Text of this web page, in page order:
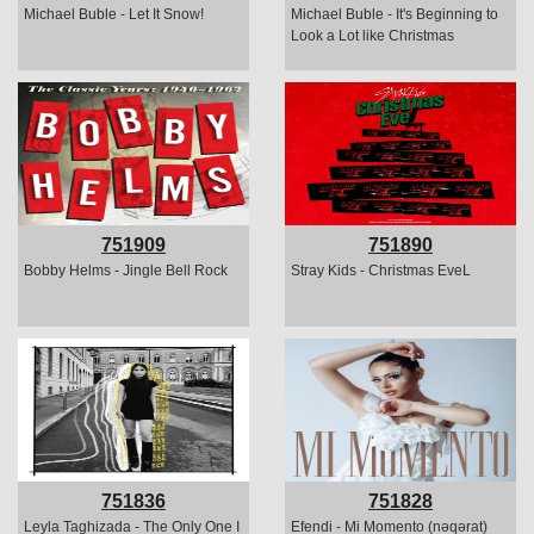
Michael Buble - Let It Snow!
Michael Buble - It's Beginning to
Look a Lot like Christmas
751909
Bobby Helms - Jingle Bell Rock
751890
Stray Kids - Christmas EveL
751836
Leyla Taghizada - The Only One I
751828
Efendi - Mi Momento (nəqərat)